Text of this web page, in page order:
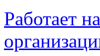
Работает